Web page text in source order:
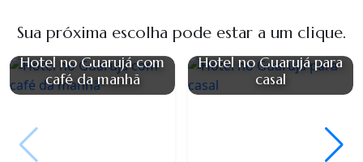
Sua próxima escolha pode estar a um clique.
Hotel no Guarujá com
café da manhã
Hotel no Guarujá para
casal